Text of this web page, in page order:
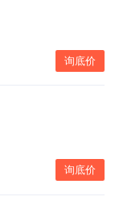
询底价
询底价